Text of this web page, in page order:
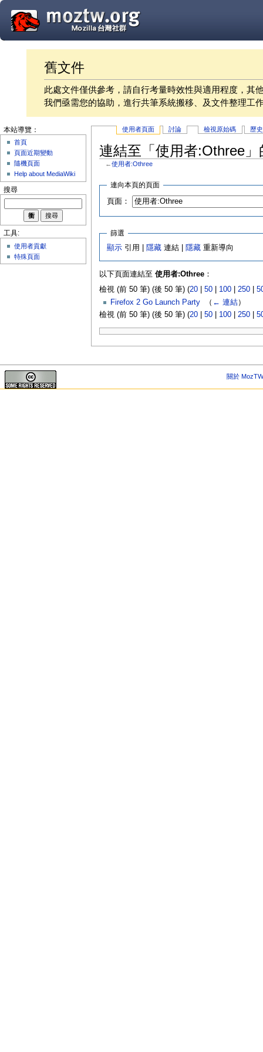
舊文件
此處文件僅供參考，請自行考量時效性與適用程度，其
我們亟需您的協助，進行共筆系統搬移、及文件整理工
使用者頁面 討論 檢視原始碼 歷
連結至「使用者:Othree」
←使用者:Othree
連向本頁的頁面
頁面：
篩選
顯示 引用 | 隱藏 連結 | 隱藏 重新導向
以下頁面連結至 使用者:Othree：
檢視 (前 50 筆) (後 50 筆) (20| 50| 100| 250|
Firefox 2 Go Launch Party‎ （ ← 連結）
檢視 (前 50 筆) (後 50 筆) (20| 50| 100| 250|
本站導覽：
首頁
頁面近期變動
隨機頁面
Help about MediaWiki
搜尋
工具:
使用者貢獻
特殊頁面
關於